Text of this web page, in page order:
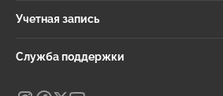
Учетная запись
Служба поддержки